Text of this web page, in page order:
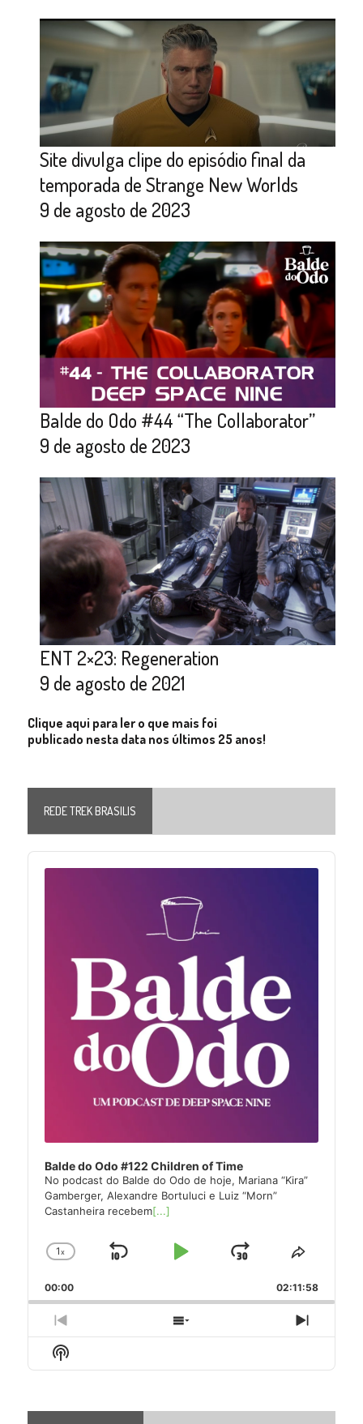
Site divulga clipe do episódio final da
temporada de Strange New Worlds
9 de agosto de 2023
Balde do Odo #44 “The Collaborator”
9 de agosto de 2023
ENT 2×23: Regeneration
9 de agosto de 2021
Clique aqui para ler o que mais foi
publicado nesta data nos últimos 25 anos!
REDE TREK BRASILIS
Audio
Player
Balde do Odo #122 Children of Time
No podcast do Balde do Odo de hoje, Mariana “Kira”
Gamberger, Alexandre Bortuluci e Luiz “Morn”
Castanheira recebem[...]
Change
Rate
1x
Skip
Play
Jump
Forward
Share
Episode
00:00 02:11:58
Previous
Episode
Show
Episodes
Next
Episode
Show
Podcast